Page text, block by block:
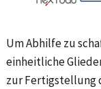
Um Abhilfe zu
einheitliche
zur Fertigstellung